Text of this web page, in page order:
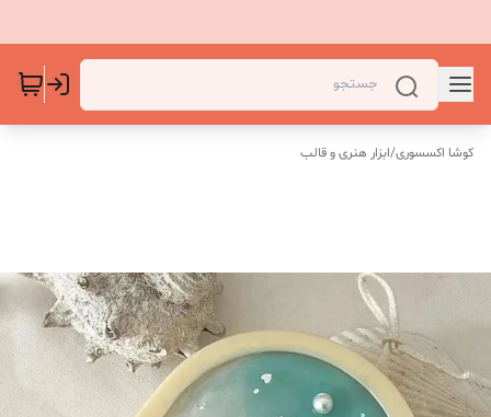
کوشا اکسسوری/ابزار هنری و قالب